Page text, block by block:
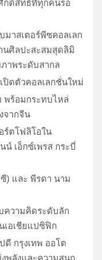
กดิ์สิทธิ์ที่ทุกคนรอ
บมาสเตอร์พีซคอลเลก
นศิลปะสะสมสุดลิมิ
าพระดับสากล
เปิดตัวคอลเลกชั่นใหม่
พร้อมกระทบไหล่
จากจีน
ร์ตโฟลิโอใน
น์ เอ็กซ์เพรส กระบี่
) และ พีรดา นาม
ความคิดระดับลัก
เอเชียแปซิฟิก
ดี กรุงเทพ ออโต